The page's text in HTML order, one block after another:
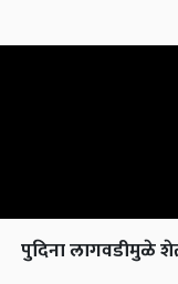
पुदिना लागवडीमुळे